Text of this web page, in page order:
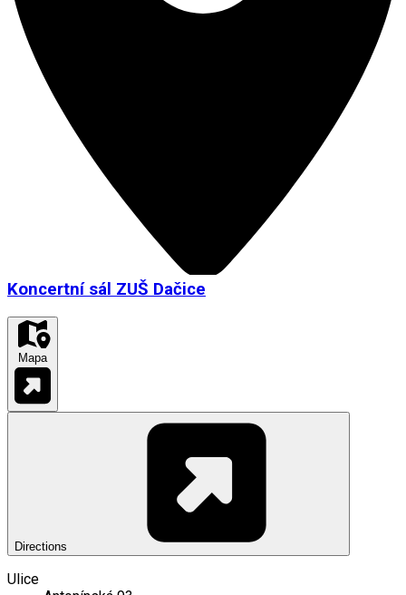
Koncertní sál ZUŠ Dačice
Mapa
Directions
Ulice